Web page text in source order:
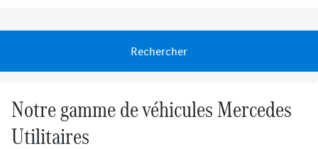
Rechercher
Notre gamme de véhicules Mercedes
Utilitaires